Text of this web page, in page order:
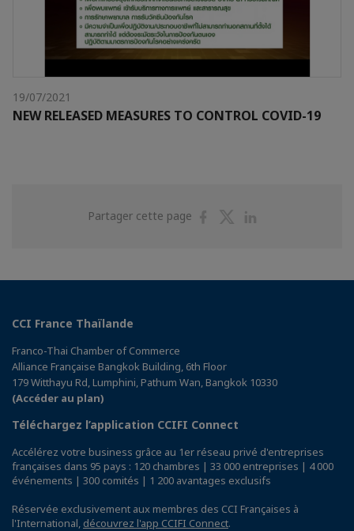
19/07/2021
NEW RELEASED MEASURES TO CONTROL COVID-19
Partager cette page
PartagerPartager
CCI France Thaïlande
Franco-Thai Chamber of Commerce
Alliance Française Bangkok Building, 6th Floor
179 Witthayu Rd, Lumphini, Pathum Wan, Bangkok 10330
(Accéder au plan)
Téléchargez l’application CCIFI Connect
Accélérez votre business grâce au 1er réseau privé d'entreprises
françaises dans 95 pays : 120 chambres | 33 000 entreprises | 4 000
événements | 300 comités | 1 200 avantages exclusifs
Réservée exclusivement aux membres des CCI Françaises à
l'International, découvrez l'app CCIFI Connect.